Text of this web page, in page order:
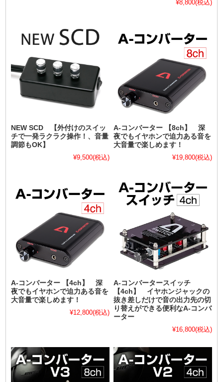
¥8,800(税込)
NEW SCD 【外付けのスイッ
チで一発ラクラク操作！、音量
調節もOK】
¥9,500(税込)
A-コンバーター 【8ch】 深
夜でもイヤホンで迫力ある音を
大音量で楽しめます！
¥19,800(税込)
A-コンバーター 【4ch】 深
夜でもイヤホンで迫力ある音を
大音量で楽しめます！
¥12,800(税込)
A-コンバータースイッチ
【4ch】 イヤホンジャックの
抜き差しだけで音の出力先の切
り替えができる便利なA-コンバ
ーター
¥16,800(税込)